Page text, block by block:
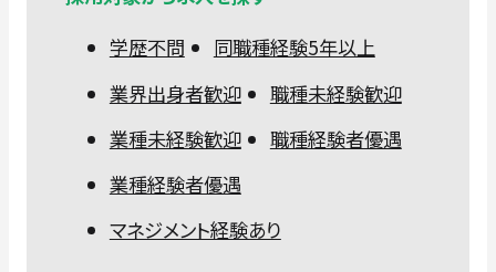
学歴不問
同職種経験5年以上
業界出身者歓迎
職種未経験歓迎
業種未経験歓迎
職種経験者優遇
業種経験者優遇
マネジメント経験あり